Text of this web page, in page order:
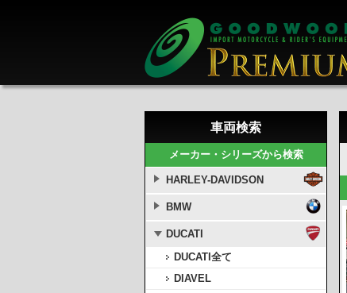
車両検索
メーカー・シリーズから検索
HARLEY-DAVIDSON
BMW
DUCATI
DUCATI全て
DIAVEL